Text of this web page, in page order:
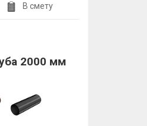
В смету
2000 мм